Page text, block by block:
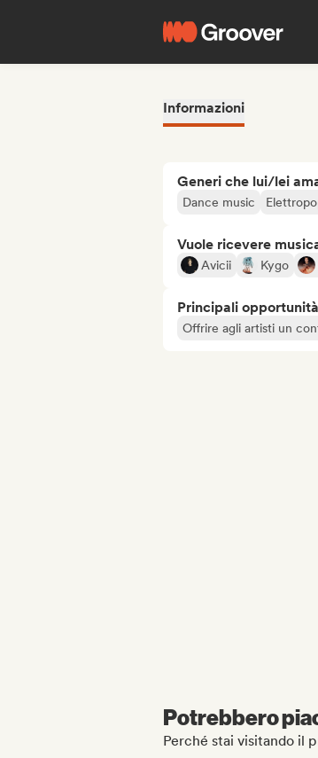
Informazioni
Generi che lui/lei
Dance music
Vuole ricevere
Avicii Kygo
Principali opportunità
Offrire agli artisti un
Potrebbero
Perché stai visitando il